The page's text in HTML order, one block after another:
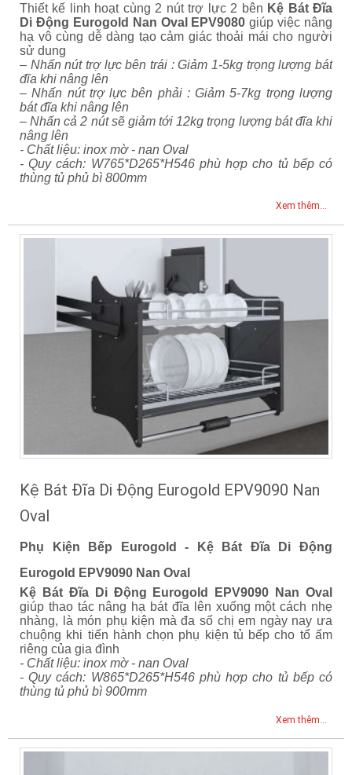
Thiết kế linh hoạt cùng 2 nút trợ lực 2 bên Kệ Bát Đĩa
Di Động Eurogold Nan Oval EPV9080 giúp việc nâng
hạ vô cùng dễ dàng tạo cảm giác thoải mái cho người
sử dung
– Nhấn nút trợ lực bên trái : Giảm 1-5kg trọng lượng bát
đĩa khi nâng lên
– Nhấn nút trợ lực bên phải : Giảm 5-7kg trọng lượng
bát đĩa khi nâng lên
– Nhấn cả 2 nút sẽ giảm tới 12kg trọng lượng bát đĩa khi
nâng lên
- Chất liệu: inox mờ - nan Oval
- Quy cách: W765*D265*H546 phù hợp cho tủ bếp có
thùng tủ phủ bì 800mm
Xem thêm...
Kệ Bát Đĩa Di Động Eurogold EPV9090 Nan
Oval
Phụ Kiện Bếp Eurogold - Kệ Bát Đĩa Di Động
Eurogold EPV9090 Nan Oval
Kệ Bát Đĩa Di Động Eurogold EPV9090 Nan Oval
giúp thao tác nâng hạ bát đĩa lên xuống một cách nhẹ
nhàng, là món phụ kiện mà đa số chị em ngày nay ưa
chuộng khi tiến hành chọn phụ kiện tủ bếp cho tổ ấm
riêng của gia đình
- Chất liệu: inox mờ - nan Oval
- Quy cách: W865*D265*H546 phù hợp cho tủ bếp có
thùng tủ phủ bì 900mm
Xem thêm...